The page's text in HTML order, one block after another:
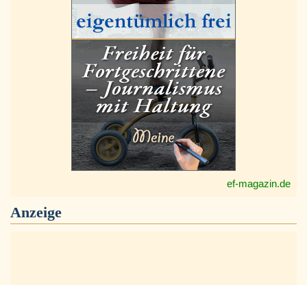
ef-magazin.de
Anzeige